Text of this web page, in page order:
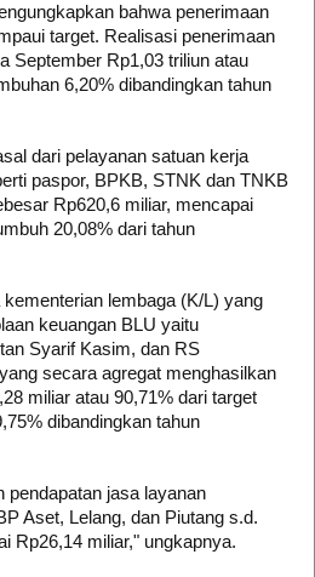
bahwa penerimaan
target. Realisasi penerimaan
September Rp1,03 triliun atau
6,20% dibandingkan tahun
dari pelayanan satuan kerja
paspor, BPKB, STNK dan TNKB
Rp620,6 miliar, mencapai
20,08% dari tahun
lembaga (K/L) yang
keuangan BLU yaitu
Syarif Kasim, dan RS
secara agregat menghasilkan
miliar atau 90,71% dari target
dibandingkan tahun
pendapatan jasa layanan
Aset, Lelang, dan Piutang s.d.
Rp26,14 miliar," ungkapnya.